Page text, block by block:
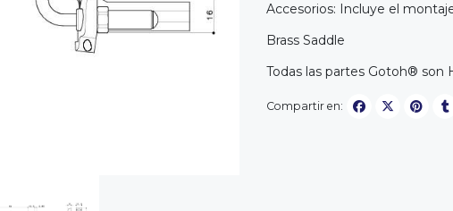
Accesorios: Incluye el
Brass Saddle
Todas las partes Gotoh® son
Compartir en: